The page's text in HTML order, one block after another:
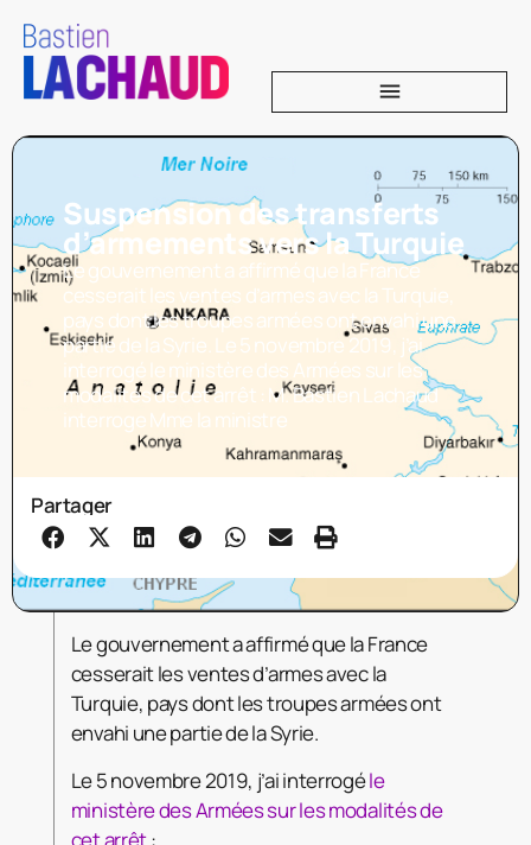
Suspension des transferts
d’armements vers la Turquie
Le gouvernement a affirmé que la France
cesserait les ventes d’armes avec la Turquie,
pays dont les troupes armées ont envahi une
partie de la Syrie. Le 5 novembre 2019, j’ai
interrogé le ministère des Armées sur les
modalités de cet arrêt : M. Bastien Lachaud
interroge Mme la ministre
Partager
Le gouvernement a affirmé que la France
cesserait les ventes d’armes avec la
Turquie, pays dont les troupes armées ont
envahi une partie de la Syrie.
Le 5 novembre 2019, j’ai interrogéle
ministère des Armées sur les modalités de
cet arrêt: